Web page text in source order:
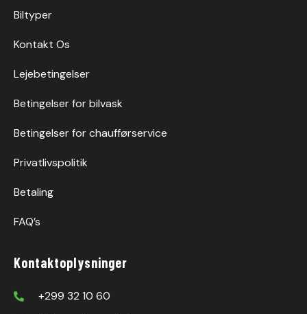
Biltyper
Kontakt Os
Lejebetingelser
Betingelser for bilvask
Betingelser for chaufførservice
Privatlivspolitik
Betaling
FAQ’s
Kontaktoplysninger
+299 32 10 60